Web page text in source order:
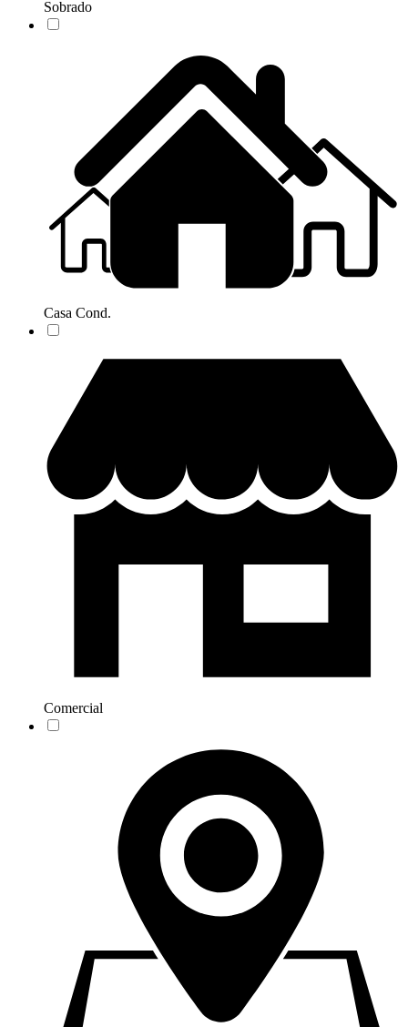
Sobrado
Casa Cond.
Comercial